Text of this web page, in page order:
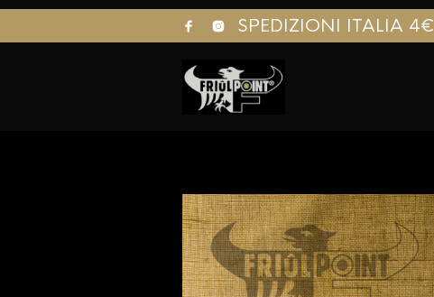
SPEDIZIONI ITALIA 4€